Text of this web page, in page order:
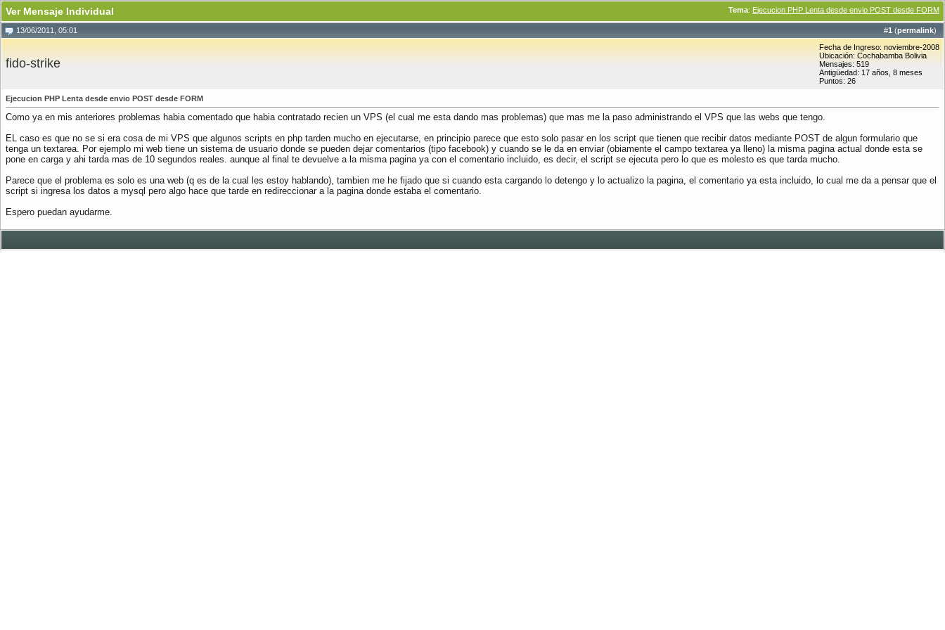
Tema: Ejecucion PHP Lenta desde envio POST desde FORM
Ver Mensaje Individual
#1 (permalink)
13/06/2011, 05:01
fido-strike
Fecha de Ingreso: noviembre-2008
Ubicación: Cochabamba Bolivia
Mensajes: 519
Antigüedad: 17 años, 8 meses
Puntos: 26
Ejecucion PHP Lenta desde envio POST desde FORM
Como ya en mis anteriores problemas habia comentado que habia contratado recien un VPS (el cual me esta dando mas problemas) que mas me la paso administrando el VPS que las webs que tengo.
EL caso es que no se si era cosa de mi VPS que algunos scripts en php tarden mucho en ejecutarse, en principio parece que esto solo pasar en los script que tienen que recibir datos mediante POST de algun formulario que
tenga un textarea. Por ejemplo mi web tiene un sistema de usuario donde se pueden dejar comentarios (tipo facebook) y cuando se le da en enviar (obiamente el campo textarea ya lleno) la misma pagina actual donde esta se
pone en carga y ahi tarda mas de 10 segundos reales. aunque al final te devuelve a la misma pagina ya con el comentario incluido, es decir, el script se ejecuta pero lo que es molesto es que tarda mucho.
Parece que el problema es solo es una web (q es de la cual les estoy hablando), tambien me he fijado que si cuando esta cargando lo detengo y lo actualizo la pagina, el comentario ya esta incluido, lo cual me da a pensar que el
script si ingresa los datos a mysql pero algo hace que tarde en redireccionar a la pagina donde estaba el comentario.
Espero puedan ayudarme.